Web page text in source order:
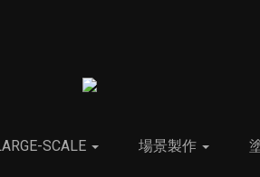
SCALE 場景製作